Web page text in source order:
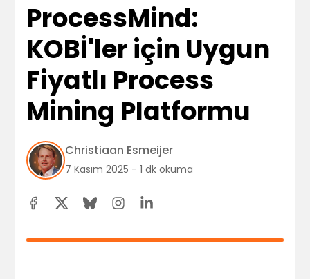
ProcessMind:
KOBİ'ler için Uygun
Fiyatlı Process
Mining Platformu
Christiaan Esmeijer
7 Kasım 2025 - 1 dk okuma